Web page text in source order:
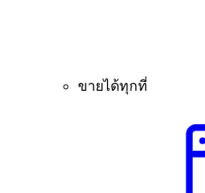
ขายได้ทุกที่